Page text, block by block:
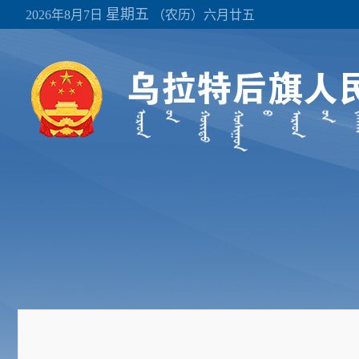
2026年8月7日 星期五 （农历）六月廿五